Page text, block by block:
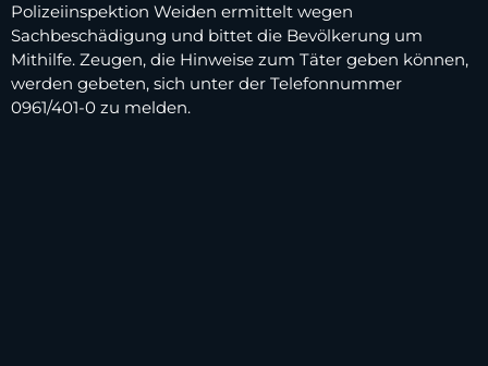
Polizeiinspektion Weiden ermittelt wegen
Sachbeschädigung und bittet die Bevölkerung um
Mithilfe. Zeugen, die Hinweise zum Täter geben können,
werden gebeten, sich unter der Telefonnummer
0961/401-0 zu melden.